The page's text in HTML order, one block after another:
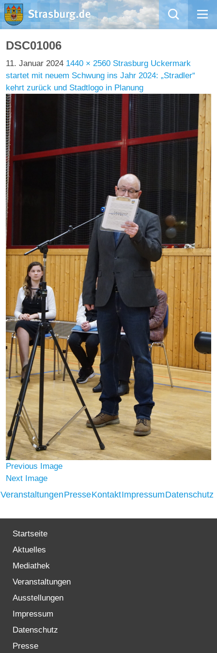
Mängelmeldung
Aktuelles
Rathaus
Natur – Kultur – Tourismus
Wirtschaft
Kommentarrichtlinien und Netiquette für unsere Social Media-Kanäle
Willkommen in Strasburg (Uckermark)
Strasburger Ehrenamtspreis „SBG“
Welcome to Strasburg (Uckermark)
Ласкаво просимо до Штрасбурга (Уккермарк)
مرحبًا بكم في شتراسبورغ (أوكرمارك)
Bine ați venit în Strasburg (Uckermark)
Online-Bewerbungen
Sprache/Language
DSC01006
11. Januar 2024 1440 × 2560 Strasburg Uckermark
startet mit neuem Schwung ins Jahr 2024: „Stradler“
kehrt zurück und Stadtlogo in Planung
Previous Image
Next Image
VeranstaltungenPresseKontaktImpressumDatenschutz
Startseite
Aktuelles
Mediathek
Veranstaltungen
Ausstellungen
Impressum
Datenschutz
Presse